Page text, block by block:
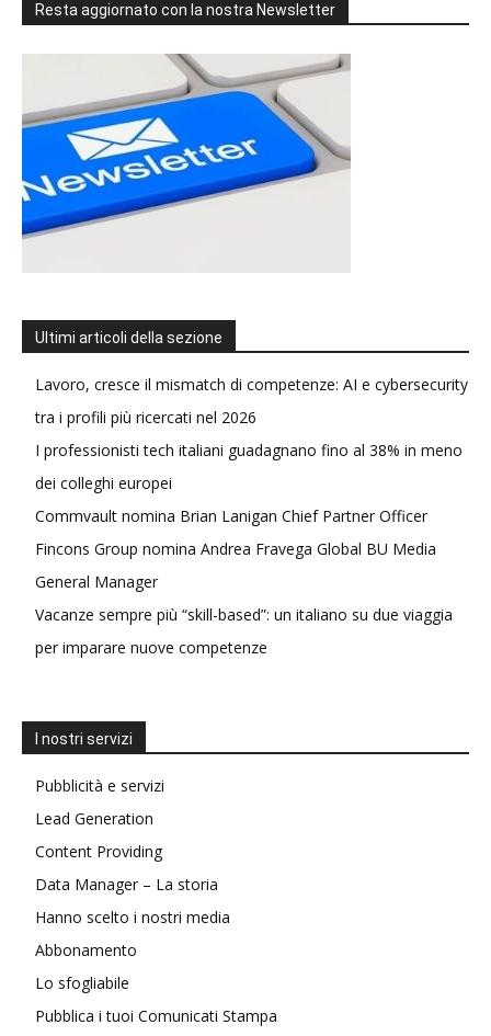
Resta aggiornato con la nostra Newsletter
Ultimi articoli della sezione
Lavoro, cresce il mismatch di competenze: AI e cybersecurity
tra i profili più ricercati nel 2026
I professionisti tech italiani guadagnano fino al 38% in meno
dei colleghi europei
Commvault nomina Brian Lanigan Chief Partner Officer
Fincons Group nomina Andrea Fravega Global BU Media
General Manager
Vacanze sempre più “skill-based”: un italiano su due viaggia
per imparare nuove competenze
I nostri servizi
Pubblicità e servizi
Lead Generation
Content Providing
Data Manager – La storia
Hanno scelto i nostri media
Abbonamento
Lo sfogliabile
Pubblica i tuoi Comunicati Stampa